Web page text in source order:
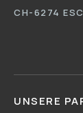
CH-6274
UNSERE